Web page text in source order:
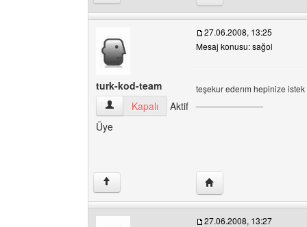
turk-kod-team
turk-kod-team Kullanıcının profilini görüntüle
Kapalı
Aktif
Üye
27.06.2008, 13:25
Mesaj konusu: sağol
teşekur ederım hepinize
↑ Yazarın web sitesini
27.06.2008, 13:27